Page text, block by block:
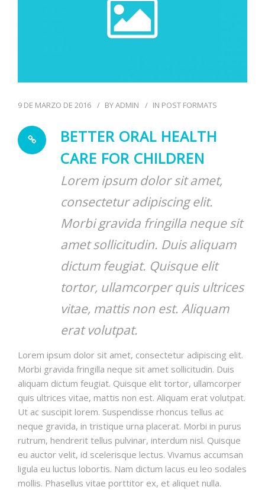
9 DE MARZO DE 2016 BYADMIN IN POST FORMATS
BETTER ORAL HEALTH
CARE FOR CHILDREN
Lorem ipsum dolor sit amet,
consectetur adipiscing elit.
Morbi gravida fringilla neque sit
amet sollicitudin. Duis aliquam
dictum feugiat. Quisque elit
tortor, ullamcorper quis ultrices
vitae, mattis non est. Aliquam
erat volutpat.
Lorem ipsum dolor sit amet, consectetur adipiscing elit.
Morbi gravida fringilla neque sit amet sollicitudin. Duis
aliquam dictum feugiat. Quisque elit tortor, ullamcorper
quis ultrices vitae, mattis non est. Aliquam erat volutpat.
Ut ac suscipit lorem. Suspendisse rhoncus tellus ac
neque gravida, in tristique urna placerat. Morbi in purus
rutrum, hendrerit tellus pulvinar, interdum nisl. Quisque
eu auctor velit, id scelerisque lectus. Vivamus accumsan
ligula eu luctus lobortis. Nam dictum lacus eu leo sodales
mollis. Phasellus vitae porttitor ex, et aliquet nulla.